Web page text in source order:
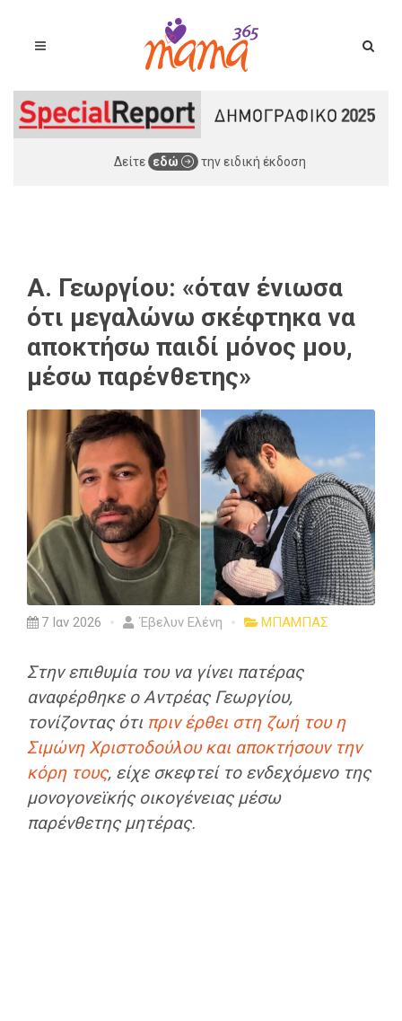
Δείτε εδώ την ειδική έκδοση
Α. Γεωργίου: «όταν ένιωσα
ότι μεγαλώνω σκέφτηκα να
αποκτήσω παιδί μόνος μου,
μέσω παρένθετης»
7 Ιαν 2026 Έβελυν Ελένη ΜΠΑΜΠΑΣ
Στην επιθυμία του να γίνει πατέρας
αναφέρθηκε ο Αντρέας Γεωργίου,
τονίζοντας ότι πριν έρθει στη ζωή του η
Σιμώνη Χριστοδούλου και αποκτήσουν την
κόρη τους, είχε σκεφτεί το ενδεχόμενο της
μονογονεϊκής οικογένειας μέσω
παρένθετης μητέρας.